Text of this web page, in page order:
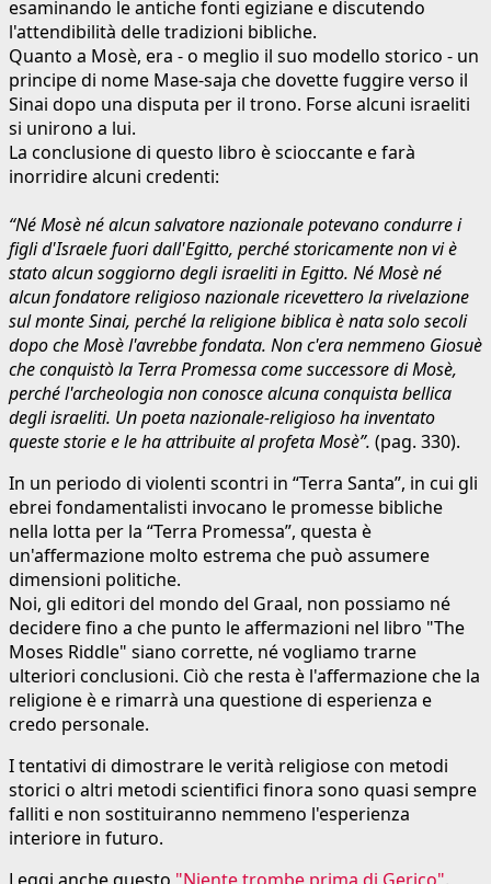
esaminando le antiche fonti egiziane e discutendo
l'attendibilità delle tradizioni bibliche.
Quanto a Mosè, era - o meglio il suo modello storico - un
principe di nome Mase-saja che dovette fuggire verso il
Sinai dopo una disputa per il trono. Forse alcuni israeliti
si unirono a lui.
La conclusione di questo libro è scioccante e farà
inorridire alcuni credenti:
“Né Mosè né alcun salvatore nazionale potevano condurre i
figli d'Israele fuori dall'Egitto, perché storicamente non vi è
stato alcun soggiorno degli israeliti in Egitto. Né Mosè né
alcun fondatore religioso nazionale ricevettero la rivelazione
sul monte Sinai, perché la religione biblica è nata solo secoli
dopo che Mosè l'avrebbe fondata. Non c'era nemmeno Giosuè
che conquistò la Terra Promessa come successore di Mosè,
perché l'archeologia non conosce alcuna conquista bellica
degli israeliti. Un poeta nazionale-religioso ha inventato
queste storie e le ha attribuite al profeta Mosè”. (pag. 330).
In un periodo di violenti scontri in “Terra Santa”, in cui gli
ebrei fondamentalisti invocano le promesse bibliche
nella lotta per la “Terra Promessa”, questa è
un'affermazione molto estrema che può assumere
dimensioni politiche.
Noi, gli editori del mondo del Graal, non possiamo né
decidere fino a che punto le affermazioni nel libro "The
Moses Riddle" siano corrette, né vogliamo trarne
ulteriori conclusioni. Ciò che resta è l'affermazione che la
religione è e rimarrà una questione di esperienza e
credo personale.
I tentativi di dimostrare le verità religiose con metodi
storici o altri metodi scientifici finora sono quasi sempre
falliti e non sostituiranno nemmeno l'esperienza
interiore in futuro.